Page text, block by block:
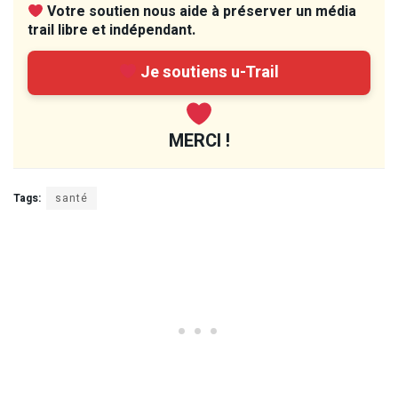
Votre soutien nous aide à préserver un média
trail libre et indépendant.
Je soutiens u-Trail
MERCI !
Tags: santé